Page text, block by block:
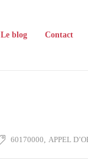
Le blog Contact
60170000, APPEL